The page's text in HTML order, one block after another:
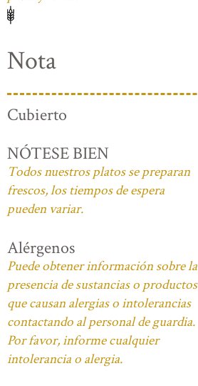
Nota
Cubierto
NÓTESE BIEN
Todos nuestros platos se preparan
frescos, los tiempos de espera
pueden variar.
Alérgenos
Puede obtener información sobre la
presencia de sustancias o productos
que causan alergias o intolerancias
contactando al personal de guardia.
Por favor, informe cualquier
intolerancia o alergia.